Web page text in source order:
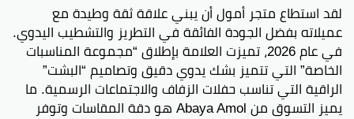
لقد استطاع متجر أمول أن يبني علاقة ثقة وطيدة مع
عميلاته بفضل الجودة الفائقة في التطريز والتشطيب اليدوي.
في عام 2026، تميزت العلامة بإطلاق “مجموعة المناسبات
الخاصة” التي تتميز بشك يدوي دقيق وتصاميم “البشت”
الراقية التي تناسب حفلات الزفاف والاجتماعات الرسمية. ما
يميز التسوق من Abaya Amol هو دقة المقاسات وتوفر